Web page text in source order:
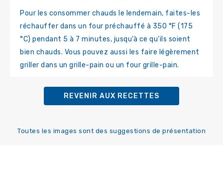
Pour les consommer chauds le lendemain, faites-les
réchauffer dans un four préchauffé à 350 °F (175
°C) pendant 5 à 7 minutes, jusqu’à ce qu’ils soient
bien chauds. Vous pouvez aussi les faire légèrement
griller dans un grille-pain ou un four grille-pain.
REVENIR AUX RECETTES
Toutes les images sont des suggestions de présentation